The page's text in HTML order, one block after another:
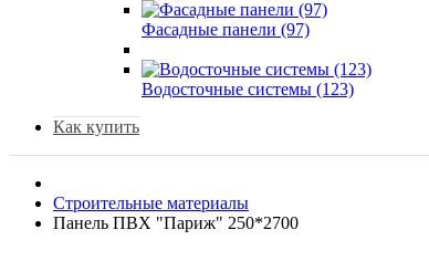
Фасадные панели (97)
Водосточные системы (123)
Как купить
Строительные материалы
Панель ПВХ "Париж" 250*2700